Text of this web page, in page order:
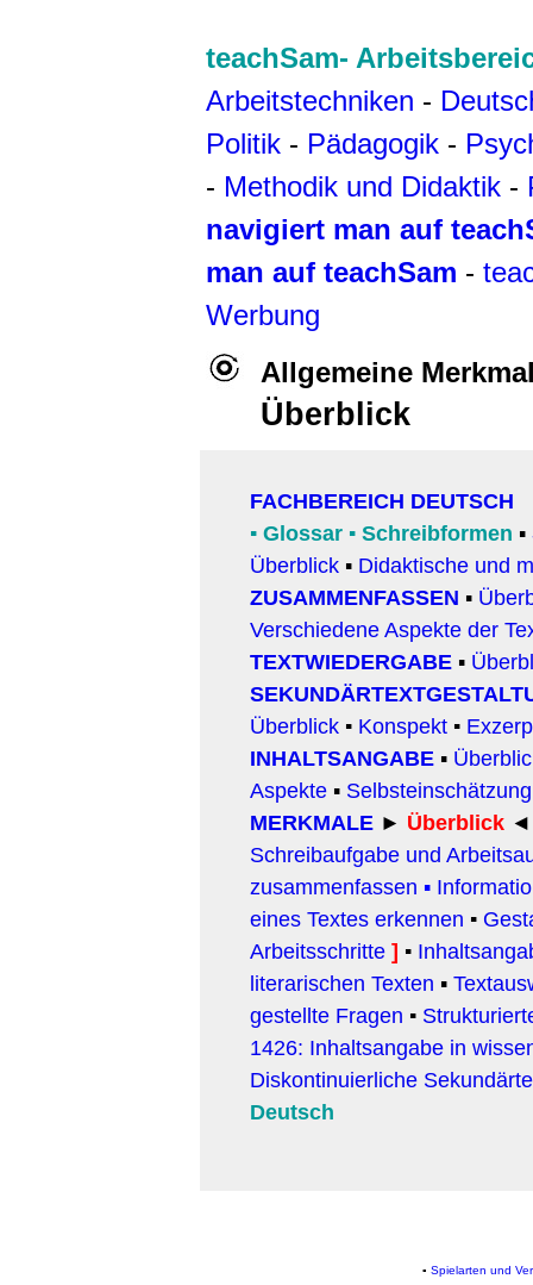
teachSam-
Arbeitstechniken -
Politik - Pädagogik -
- Methodik und Didaktik -
navigiert man auf
man auf teachSam -
Werbung
Allgemeine
Überblick
FACHBEREICH DEUTSCH
▪ Glossar ▪ Schreibformen ▪
Überblick ▪ Didaktische und
ZUSAMMENFASSEN ▪
Verschiedene Aspekte der
TEXTWIEDERGABE ▪
Überblick ▪ Konspekt ▪
INHALTSANGABE ▪
Aspekte ▪
MERKMALE ► Überblick ◄
Schreibaufgabe und
zusammenfassen ▪
eines Textes erkennen ▪
Arbeitsschritte ] ▪
literarischen Texten ▪
gestellte Fragen ▪
1426: Inhaltsangabe in
Diskontinuierliche
Deutsch
▪ Spielarten und